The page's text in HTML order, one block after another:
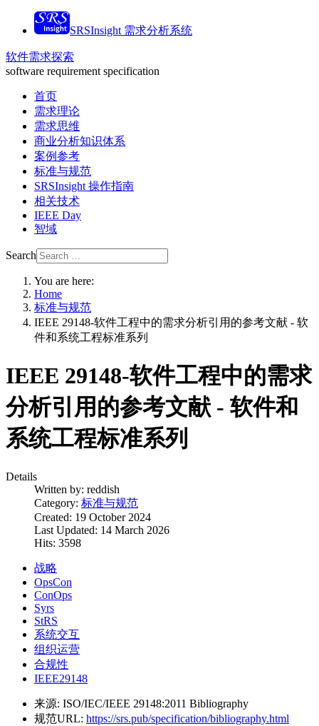
SRSInsight 需求分析系统
软件需求探索
software requirement specification
首页
需求理论
需求思维
商业分析知识体系
案例参考
标准与规范
SRSInsight 操作指南
相关技术
IEEE Day
智域
Search
You are here:
Home
标准与规范
IEEE 29148-软件工程中的需求分析引用的参考文献 - 软
件和系统工程标准系列
IEEE 29148-软件工程中的需求
分析引用的参考文献 - 软件和
系统工程标准系列
Details
Written by: reddish
Category: 标准与规范
Created: 19 October 2024
Last Updated: 14 March 2026
Hits: 3598
战略
OpsCon
ConOps
Syrs
StRS
系统交互
组织运营
合规性
IEEE29148
来源: ISO/IEC/IEEE 29148:2011 Bibliography
规范URL: https://srs.pub/specification/bibliography.html